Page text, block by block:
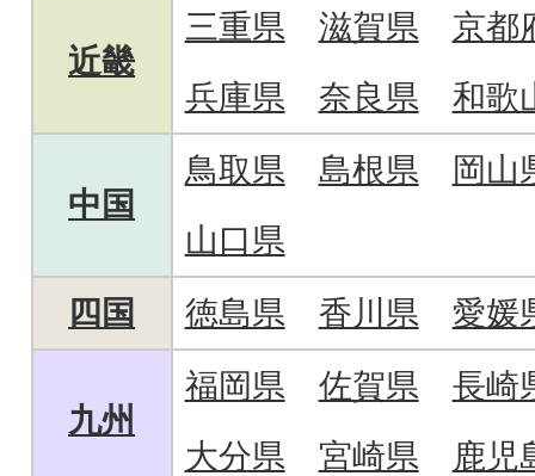
近畿
三重県 滋賀県
京都
兵庫県
奈良県 和歌
中国
鳥取県 島根県
岡山
山口県
四国
徳島県 香川県 愛媛
九州
福岡県 佐賀県
長崎
大分県
宮崎県
鹿児